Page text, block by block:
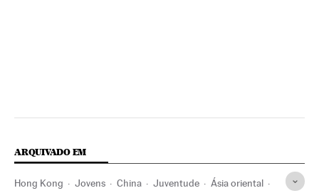
ARQUIVADO EM
Hong Kong Jovens China Juventude Ásia oriental